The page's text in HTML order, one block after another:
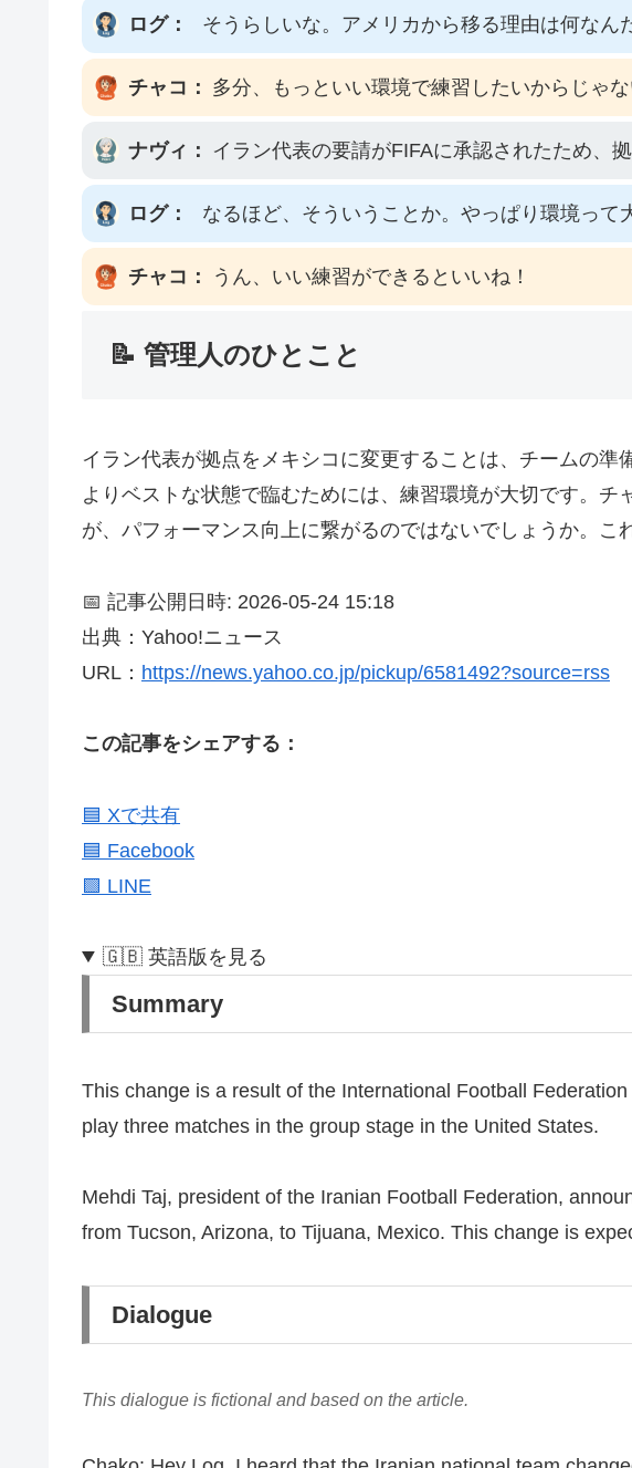
ログ： そうらしいな。アメリカから移る理由は何なん
チャコ： 多分、もっといい環境で練習したいからじゃな
ナヴィ： イラン代表の要請がFIFAに承認されたため、
ログ： なるほど、そういうことか。やっぱり環境って
チャコ： うん、いい練習ができるといいね！
📝 管理人のひとこと
イラン代表が拠点をメキシコに変更することは、チームの
よりベストな状態で臨むためには、練習環境が大切です。
が、パフォーマンス向上に繋がるのではないでしょうか。こ
📅 記事公開日時: 2026-05-24 15:18
出典：Yahoo!ニュース
URL： https://news.yahoo.co.jp/pickup/6581492?source=rss
この記事をシェアする：
🟦 Xで共有
🟦 Facebook
🟩 LINE
🇬🇧 英語版を見る
Summary
This change is a result of the International Football
play three matches in the group stage in the United States.
Mehdi Taj, president of the Iranian Football Federation,
from Tucson, Arizona, to Tijuana, Mexico. This change is
Dialogue
This dialogue is fictional and based on the article.